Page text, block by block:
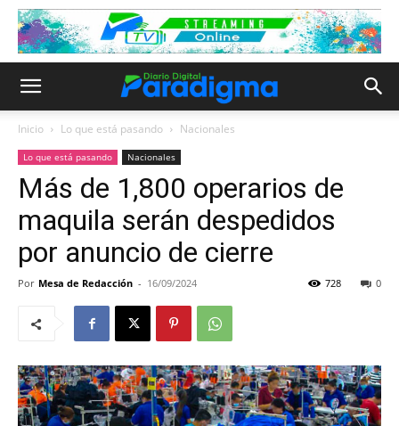
Inicio Lo que está pasando Nacionales
Lo que está pasando Nacionales
Más de 1,800 operarios de
maquila serán despedidos
por anuncio de cierre
Por Mesa de Redacción - 16/09/2024 0
728